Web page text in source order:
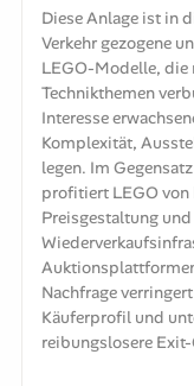
Diese Anlage ist in
Verkehr gezogene
LEGO-Modelle,
Technikthemen
Interesse
Komplexität,
legen. Im
profitiert LEGO
Preisgestaltung
Nachfrage
Käuferprofil und
reibungslosere